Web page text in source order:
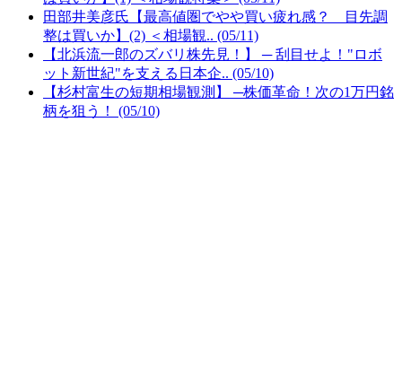
田部井美彦氏【最高値圏でやや買い疲れ感？ 目先調
整は買いか】(2) ＜相場観.. (05/11)
【北浜流一郎のズバリ株先見！】 ─ 刮目せよ！"ロボ
ット新世紀"を支える日本企.. (05/10)
【杉村富生の短期相場観測】 ─株価革命！次の1万円銘
柄を狙う！ (05/10)